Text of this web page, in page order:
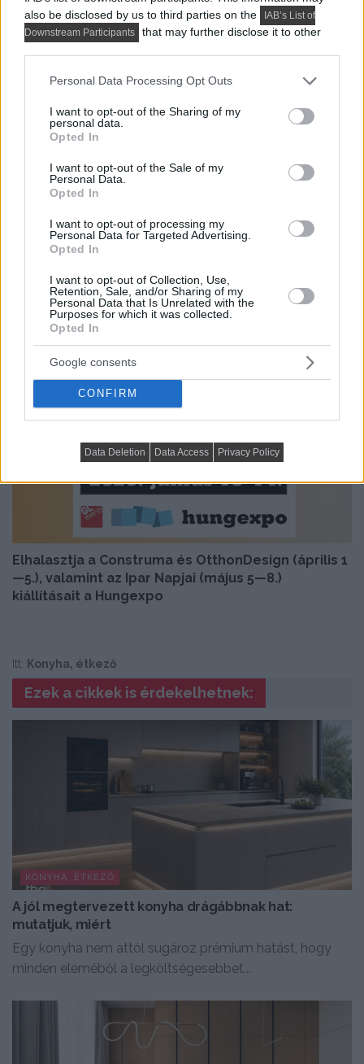
also be disclosed by us to third parties on the
IAB’s List of
Downstream Participants
that may further disclose it to other
Please note that this website/app uses one or more Google
not limited to your visit or usage behaviour. You may click to
grant or deny consent to Google and its third-party tags to
use your data for below specified purposes in below Google
consent section.
Personal Data Processing Opt Outs
I want to opt-out of the Sharing of my
personal data.
Opted In
I want to opt-out of the Sale of my
Personal Data.
Opted In
I want to opt-out of processing my
Personal Data for Targeted Advertising.
Opted In
I want to opt-out of Collection, Use,
Retention, Sale, and/or Sharing of my
Personal Data that Is Unrelated with the
Purposes for which it was collected.
Opted In
Google consents
CONFIRM
Data Deletion Data Access Privacy Policy
Kész lakberendezés és látványterv
összehasonlítása: 46m2-es lakás bézs, szürke,
fehér színekkel, természetes anyagokkal
Következő cikk
Elhalasztja a Construma és OtthonDesign (április 1
—5.), valamint az Ipar Napjai (május 5—8.)
kiállításait a Hungexpo
Itt: Konyha, étkező
Ezek a cikkek is érdekelhetnek:
KONYHA, ÉTKEZŐ
A jól megtervezett konyha drágábbnak hat:
mutatjuk, miért
Egy konyha nem attól sugároz prémium hatást, hogy
minden eleméből a legköltségesebbet...